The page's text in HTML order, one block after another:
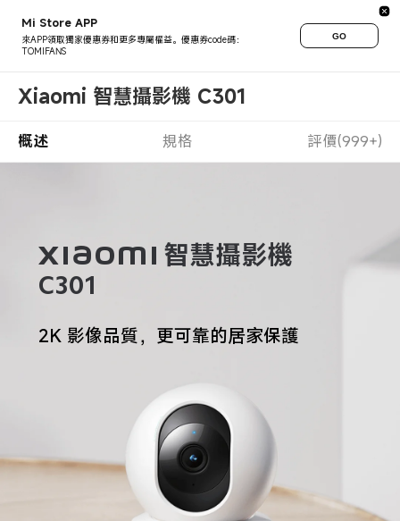
Mi Store APP
來APP領取獨家優惠券和更多專屬權益。優惠券code碼：
TOMIFANS
GO
Xiaomi 智慧攝影機 C301
概述 規格 評價(999+)
Xiaomi 智慧攝影機
C301
2K 影像品質，更可靠的居家保護